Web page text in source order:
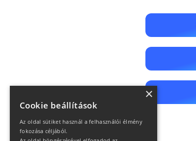
×
Cookie beállítások
Az oldal sütiket használ a felhasználói élmény
fokozása céljából.